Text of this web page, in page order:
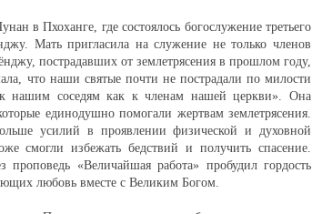
в Пхоханге, где состоялось богослужение третьего
Мать пригласила на служение не только членов
пострадавших от землетрясения в прошлом году,
что наши святые почти не пострадали по милости
к нашим соседям как к членам нашей церкви». Она
единодушно помогали жертвам землетрясения.
усилий в проявлении физической и духовной
смогли избежать бедствий и получить спасение.
«Величайшая работа» пробудил гордость
любовь вместе с Великим Богом.